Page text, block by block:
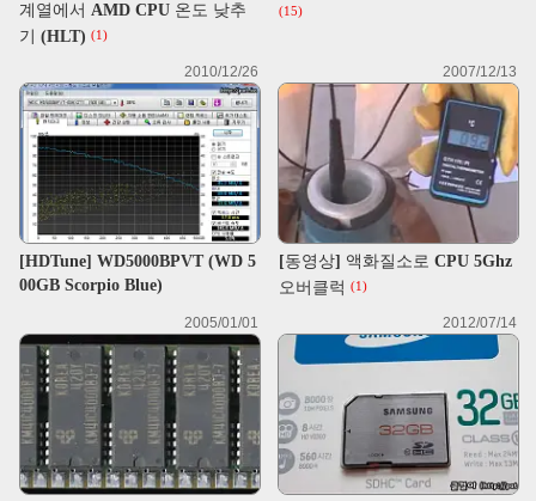
계열에서 AMD CPU 온도 낮추
기 (HLT)(1)
(15)
2010/12/26
[HDTune] WD5000BPVT (WD 5
00GB Scorpio Blue)
2007/12/13
[동영상] 액화질소로 CPU 5Ghz
오버클럭 (1)
2005/01/01 2012/07/14